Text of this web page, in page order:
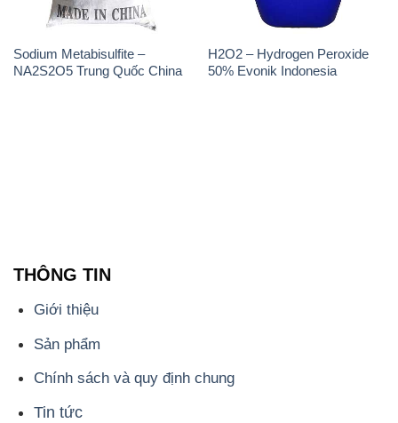
Sodium Metabisulfite –
NA2S2O5 Trung Quốc China
H2O2 – Hydrogen Peroxide
50% Evonik Indonesia
THÔNG TIN
Giới thiệu
Sản phẩm
Chính sách và quy định chung
Tin tức